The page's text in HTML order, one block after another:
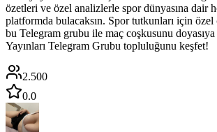
özetleri ve özel analizlerle spor dünyasına dair
platformda bulacaksın. Spor tutkunları için özel
bu Telegram grubu ile maç coşkusunu
Yayınları Telegram Grubu topluluğunu keşfet!
2.500
0.0